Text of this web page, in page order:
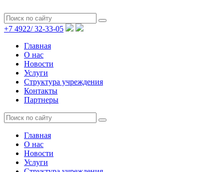
+7 4922/32-33-05
Главная
О нас
Новости
Услуги
Структура учреждения
Контакты
Партнеры
Главная
О нас
Новости
Услуги